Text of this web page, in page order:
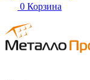
0 Корзина